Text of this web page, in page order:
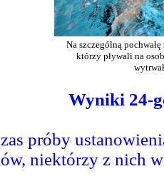
Na szczególną
którzy pływali na
Wyniki 24-
próby
niektórzy z nich